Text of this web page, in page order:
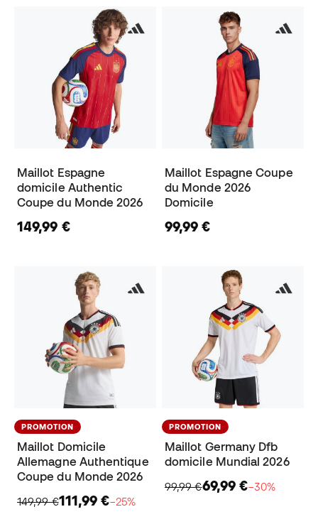
Maillot Espagne
domicile Authentic
Coupe du Monde 2026
149,99 €
Maillot Espagne Coupe
du Monde 2026
Domicile
99,99 €
PROMOTION
Maillot Domicile
Allemagne Authentique
Coupe du Monde 2026
149,99 €111,99 €−25%
PROMOTION
Maillot Germany Dfb
domicile Mundial 2026
99,99 €69,99 €−30%